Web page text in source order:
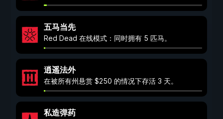
五马当先
Red Dead 在线模式：同时拥有 5 匹马。
逍遥法外
在被所有州悬赏 $250 的情况下存活 3 天。
私造弹药